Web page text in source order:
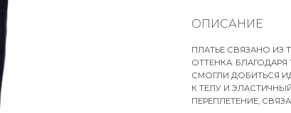
ОПИСАНИЕ
ПЛАТЬЕ СВЯЗАНО
ОТТЕНКА.
СМОГЛИ ДОБИТЬСЯ
К ТЕЛУ И
ПЕРЕПЛЕТЕНИЕ,